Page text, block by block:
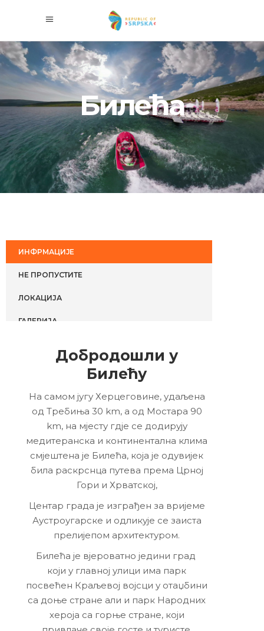
Билећа
ИНФРМАЦИЈЕ
НЕ ПРОПУСТИТЕ
ЛОКАЦИЈА
ГАЛЕРИЈА
Добродошли у
Билећу
На самом југу Херцеговине, удаљена
од Требиња 30 km, а од Мостара 90
km, на мјесту гдје се додирују
медитеранска и континентална клима
смјештена је Билећа, која је одувијек
била раскрснца путева према Црној
Гори и Хрватској,
Центар града је изграђен за вријеме
Аустроугарске и одликује се заиста
прелијепом архитектуром.
Билећа је вјероватно једини град
који у главној улици има парк
посвећен Краљевој војсци у отаџбини
са доње стране али и парк Народних
хероја са горње стране, који